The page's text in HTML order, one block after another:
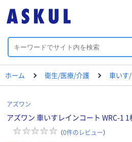
ホーム 衛生/医療/介護 車いす
アズワン
アズワン 車いすレインコート WRC-1 1
（0件のレビュー）